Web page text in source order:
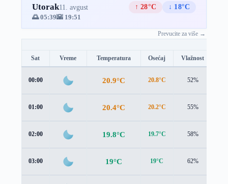
Utorak11. avgust ↑ 28°C
↓ 18°C
🌅 05:39🌇 19:51
Prevucite za više →
Sat Vreme Temperatura Osećaj Vlažnost
00:00 20.9°C 20.8°C 52%
01:00 20.4°C 20.2°C 55%
02:00 19.8°C 19.7°C 58%
03:00 19°C 19°C 62%